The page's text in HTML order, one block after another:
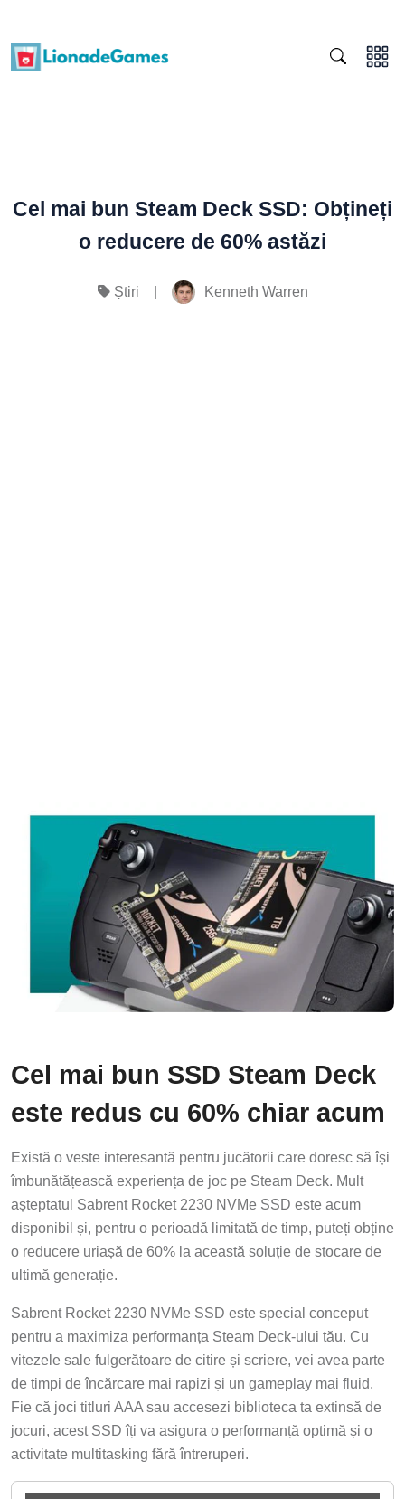
Cel mai bun Steam Deck SSD: Obțineți
o reducere de 60% astăzi
Știri Kenneth Warren
Cel mai bun SSD Steam Deck
este redus cu 60% chiar acum
Există o veste interesantă pentru jucătorii care doresc să își
îmbunătățească experiența de joc pe Steam Deck. Mult
așteptatul Sabrent Rocket 2230 NVMe SSD este acum
disponibil și, pentru o perioadă limitată de timp, puteți obține
o reducere uriașă de 60% la această soluție de stocare de
ultimă generație.
Sabrent Rocket 2230 NVMe SSD este special conceput
pentru a maximiza performanța Steam Deck-ului tău. Cu
vitezele sale fulgerătoare de citire și scriere, vei avea parte
de timpi de încărcare mai rapizi și un gameplay mai fluid.
Fie că joci titluri AAA sau accesezi biblioteca ta extinsă de
jocuri, acest SSD îți va asigura o performanță optimă și o
activitate multitasking fără întreruperi.